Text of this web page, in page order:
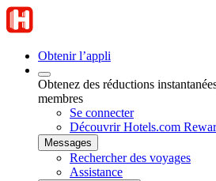
Obtenir l’appli
Obtenez des réductions
membres
Se connecter
Découvrir Hotels.com
Messages
Rechercher des voyages
Assistance